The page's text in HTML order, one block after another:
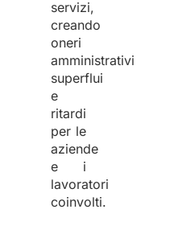
servizi,
creando
oneri
amministrativi
superflui
e
ritardi
per le
aziende
e i
lavoratori
coinvolti.